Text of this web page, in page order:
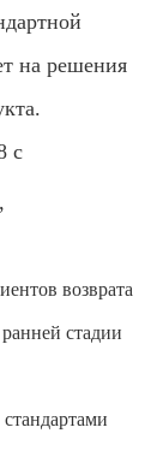
на решения
с
,
возврата
стадии